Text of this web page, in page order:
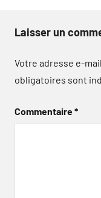
Laisser un
Votre adresse e-
obligatoires sont
Commentaire*